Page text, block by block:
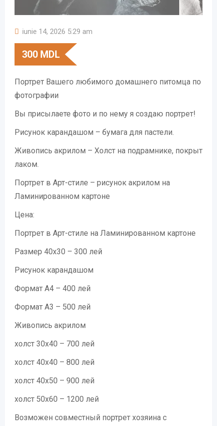
iunie 14, 2026 5:29 am
300 MDL
Портрет Вашего любимого домашнего питомца по
фотографии
Вы присылаете фото и по нему я создаю портрет!
Рисунок карандашом – бумага для пастели.
Живопись акрилом – Холст на подрамнике, покрыт
лаком.
Портрет в Арт-стиле – рисунок акрилом на
Ламинированном картоне
Цена:
Портрет в Арт-стиле на Ламинированном картоне
Размер 40х30 – 300 лей
Рисунок карандашом
Формат А4 – 400 лей
Формат А3 – 500 лей
Живопись акрилом
холст 30х40 – 700 лей
холст 40х40 – 800 лей
холст 40х50 – 900 лей
холст 50х60 – 1200 лей
Возможен совместный портрет хозяина с